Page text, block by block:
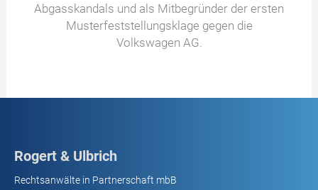
Abgasskandals und als Mitbegründer der ersten
Musterfeststellungsklage gegen die
Volkswagen AG.
Rogert & Ulbrich
Rechtsanwälte in Partnerschaft mbB